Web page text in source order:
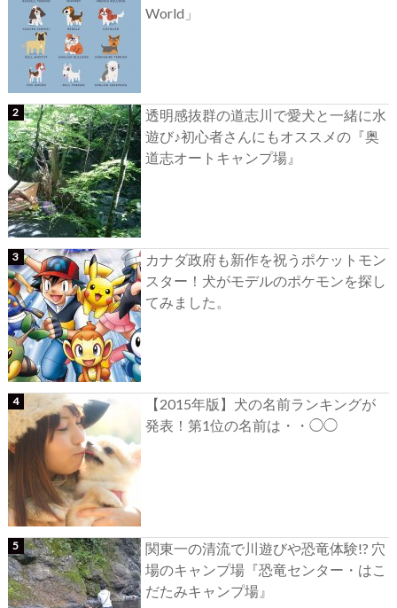
World」
透明感抜群の道志川で愛犬と一緒に水
遊び♪初心者さんにもオススメの『奥
道志オートキャンプ場』
カナダ政府も新作を祝うポケットモン
スター！犬がモデルのポケモンを探し
てみました。
【2015年版】犬の名前ランキングが
発表！第1位の名前は・・◯◯
関東一の清流で川遊びや恐竜体験!? 穴
場のキャンプ場『恐竜センター・はこ
だたみキャンプ場』